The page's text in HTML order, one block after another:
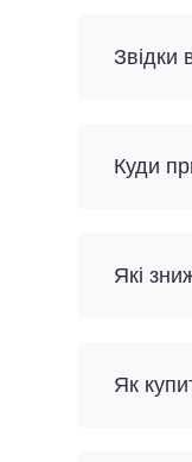
Звідки
Куди
Які
Як